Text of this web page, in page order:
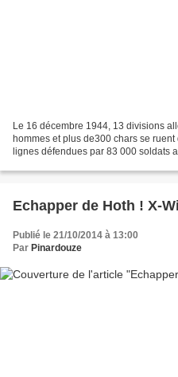
Le 16 décembre 1944, 13 divisions
hommes et plus de300 chars se
lignes défendues par 83 000 soldats
Echapper de Hoth ! X-
Publié le 21/10/2014 à 13:00
Par Pinardouze